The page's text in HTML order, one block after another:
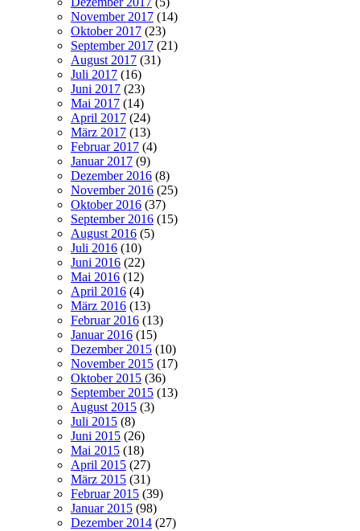
November 2017 (14)
Oktober 2017 (23)
September 2017 (21)
August 2017 (31)
Juli 2017 (16)
Juni 2017 (23)
Mai 2017 (14)
April 2017 (24)
März 2017 (13)
Februar 2017 (4)
Januar 2017 (9)
Dezember 2016 (8)
November 2016 (25)
Oktober 2016 (37)
September 2016 (15)
August 2016 (5)
Juli 2016 (10)
Juni 2016 (22)
Mai 2016 (12)
April 2016 (4)
März 2016 (13)
Februar 2016 (13)
Januar 2016 (15)
Dezember 2015 (10)
November 2015 (17)
Oktober 2015 (36)
September 2015 (13)
August 2015 (3)
Juli 2015 (8)
Juni 2015 (26)
Mai 2015 (18)
April 2015 (27)
März 2015 (31)
Februar 2015 (39)
Januar 2015 (98)
Dezember 2014 (27)